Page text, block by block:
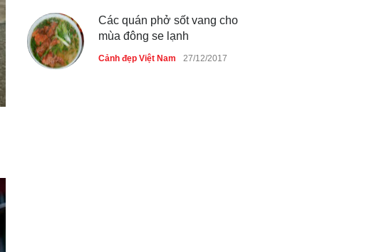
Các quán phở sốt vang cho
mùa đông se lạnh
Cảnh đẹp Việt Nam 27/12/2017